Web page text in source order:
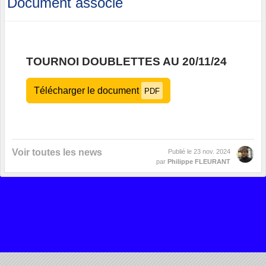
TOURNOI DOUBLETTES AU 20/11/24
Télécharger le document PDF
Voir toutes les news Publié le 23 nov. 2024
par Philippe FLEURANT